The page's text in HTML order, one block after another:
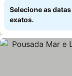
Selecione as
exatos.